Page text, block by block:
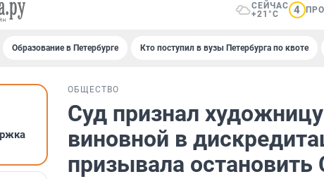
СЕЙЧАС
+21°C
4
Образование в Петербурге Кто поступил в вузы Петербурга по квоте
ОБЩЕСТВО
Суд признал
виновной в
призывала остановить